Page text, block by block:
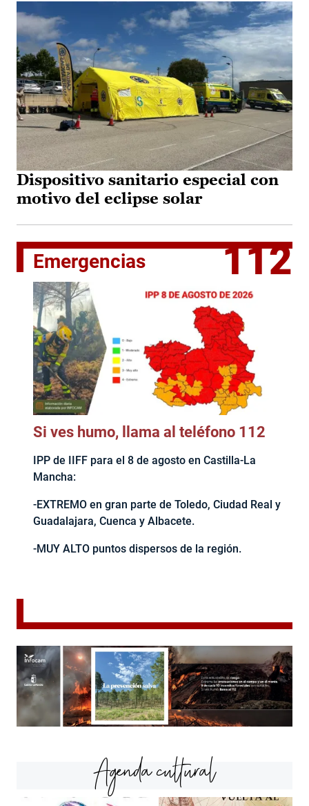
Dispositivo sanitario especial con
motivo del eclipse solar
Emergencias 112
Si ves humo, llama al teléfono 112
IPP de IIFF para el 8 de agosto en Castilla-La
Mancha:
-EXTREMO en gran parte de Toledo, Ciudad Real y
Guadalajara, Cuenca y Albacete.
-MUY ALTO puntos dispersos de la región.
Agenda cultural